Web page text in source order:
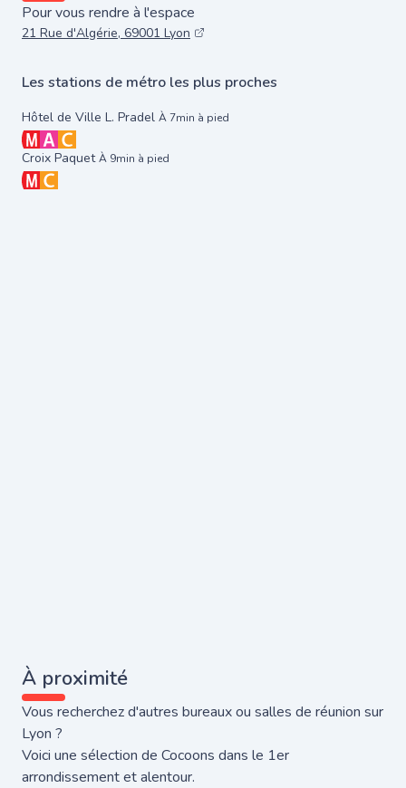
Pour vous rendre à l'espace
21 Rue d'Algérie, 69001 Lyon
Les stations de métro les plus proches
Hôtel de Ville L. Pradel À 7min à pied
Croix Paquet À 9min à pied
À proximité
Vous recherchez d'autres bureaux ou salles de réunion sur
Lyon ?
Voici une sélection de Cocoons dans le 1er
arrondissement et alentour.